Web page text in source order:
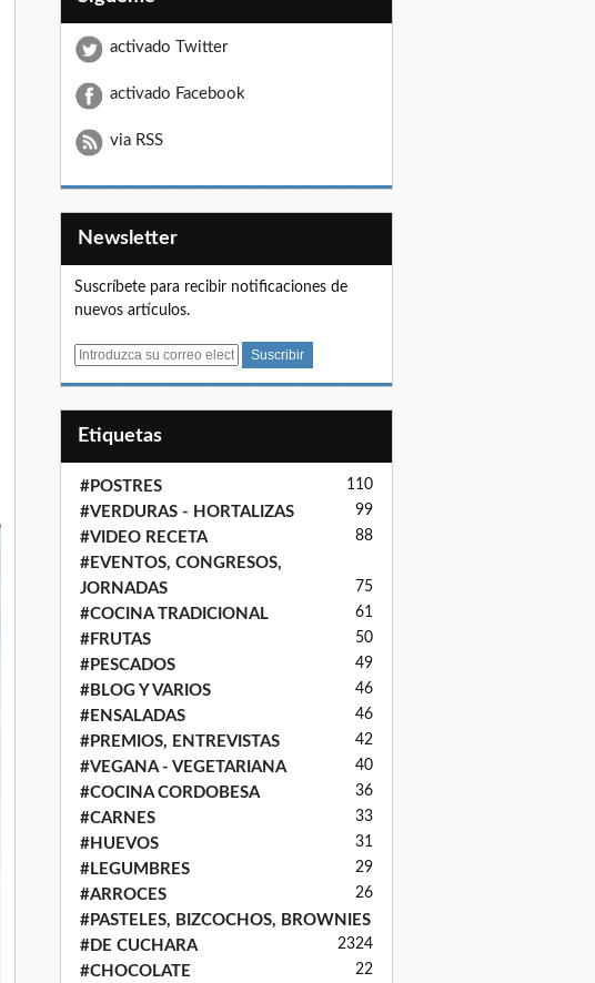
activado Twitter
activado Facebook
via RSS
Newsletter
Suscríbete para recibir notificaciones de
nuevos artículos.
E
Etiquetas
#POSTRES 110
#VERDURAS - HORTALIZAS 99
#VIDEO RECETA 88
#EVENTOS, CONGRESOS,
JORNADAS
75
#COCINA TRADICIONAL 61
#FRUTAS 50
#PESCADOS 49
#BLOG Y VARIOS 46
#ENSALADAS 46
#PREMIOS, ENTREVISTAS 42
#VEGANA - VEGETARIANA 40
#COCINA CORDOBESA 36
#CARNES 33
#HUEVOS 31
#LEGUMBRES 29
#ARROCES 26
#PASTELES, BIZCOCHOS, BROWNIES
24
#DE CUCHARA 23
#CHOCOLATE 22